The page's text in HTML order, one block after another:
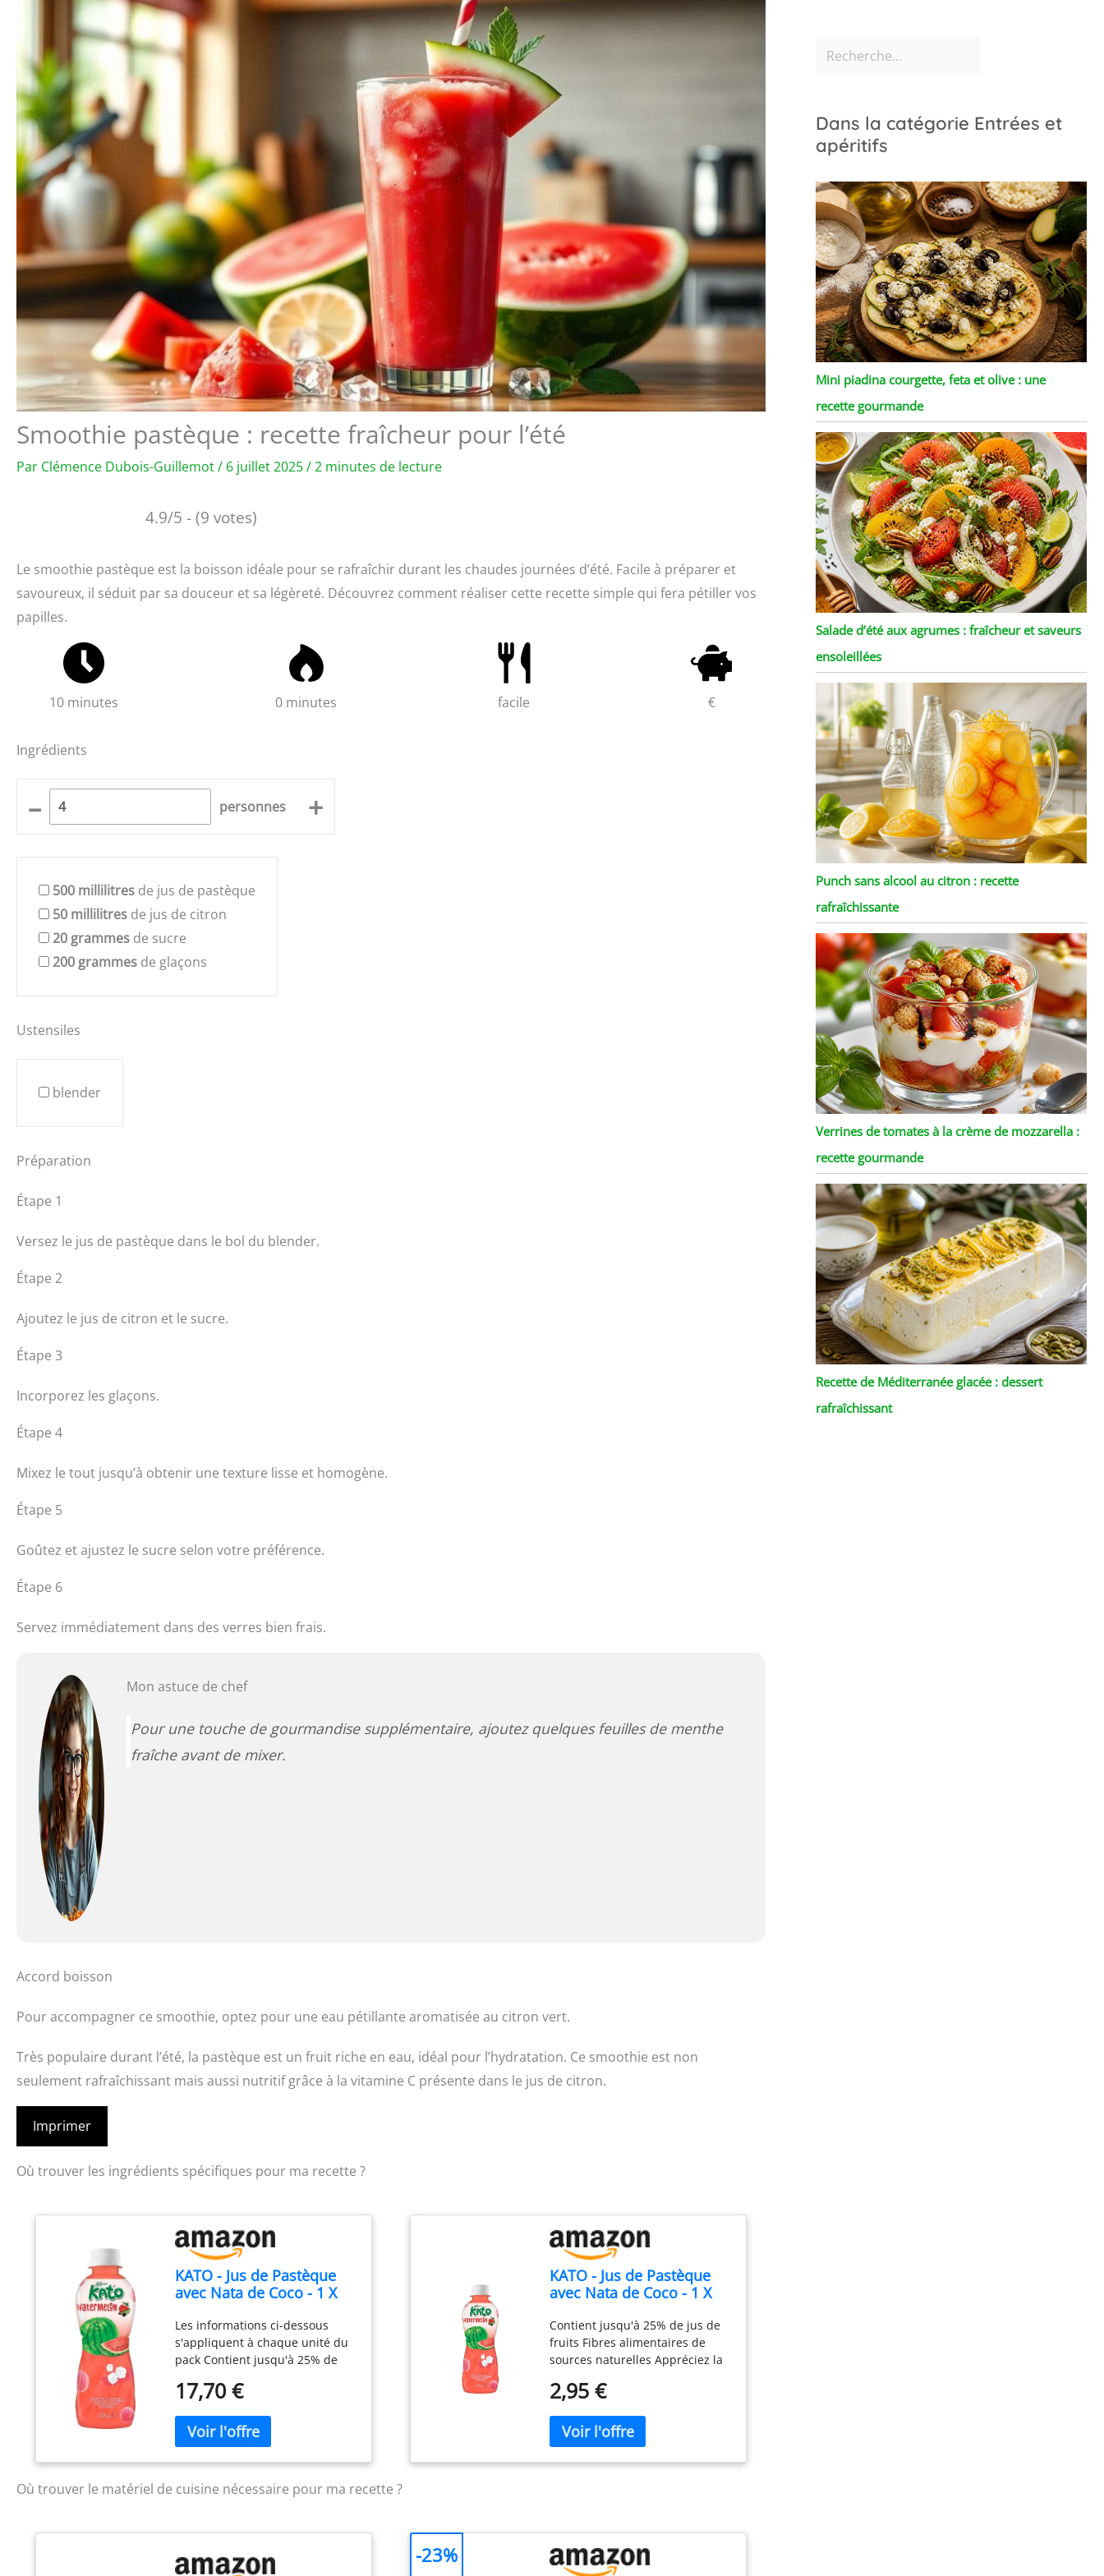
Smoothie pastèque : recette fraîcheur pour l’été
Par Clémence Dubois-Guillemot/ 6 juillet 2025/2 minutes de lecture
4.9/5 - (9 votes)
Le smoothie pastèque est la boisson idéale pour se rafraîchir durant les chaudes journées d’été. Facile à préparer et
savoureux, il séduit par sa douceur et sa légèreté. Découvrez comment réaliser cette recette simple qui fera pétiller vos
papilles.
10 minutes 0 minutes facile €
Ingrédients
– personnes +
500 millilitres de jus de pastèque
50 millilitres de jus de citron
20 grammes de sucre
200 grammes de glaçons
Ustensiles
blender
Préparation
Étape 1
Versez le jus de pastèque dans le bol du blender.
Étape 2
Ajoutez le jus de citron et le sucre.
Étape 3
Incorporez les glaçons.
Étape 4
Mixez le tout jusqu’à obtenir une texture lisse et homogène.
Étape 5
Goûtez et ajustez le sucre selon votre préférence.
Étape 6
Servez immédiatement dans des verres bien frais.
Mon astuce de chef
Pour une touche de gourmandise supplémentaire, ajoutez quelques feuilles de menthe
fraîche avant de mixer.
Accord boisson
Pour accompagner ce smoothie, optez pour une eau pétillante aromatisée au citron vert.
Très populaire durant l’été, la pastèque est un fruit riche en eau, idéal pour l’hydratation. Ce smoothie est non
seulement rafraîchissant mais aussi nutritif grâce à la vitamine C présente dans le jus de citron.
Imprimer
Où trouver les ingrédients spécifiques pour ma recette ?
KATO - Jus de Pastèque
avec Nata de Coco - 1 X
Les informations ci-dessous
s'appliquent à chaque unité du
pack Contient jusqu'à 25% de
de sources naturelles Appréciez
Nata de Coco Tasy, Breezy et
beaucoup de goût de raisin
Contenu : 1 X 320 ML
17,70 €
KATO - Jus de Pastèque
avec Nata de Coco - 1 X
Contient jusqu'à 25% de jus de
fruits Fibres alimentaires de
sources naturelles Appréciez la
Nata de Coco Tasy, Breezy et
Contenu : 1 X 320 ML
2,95 €
Où trouver le matériel de cuisine nécessaire pour ma recette ?
-23%
Dans la catégorie Entrées et
apéritifs
Mini piadina courgette, feta et olive : une
recette gourmande
Salade d’été aux agrumes : fraîcheur et saveurs
ensoleillées
Punch sans alcool au citron : recette
rafraîchissante
Verrines de tomates à la crème de mozzarella :
recette gourmande
Recette de Méditerranée glacée : dessert
rafraîchissant